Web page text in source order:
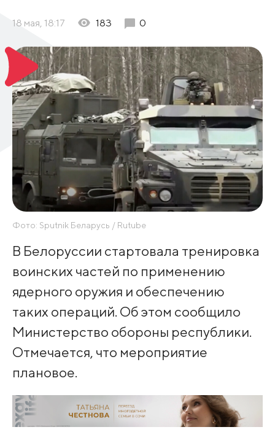
18 мая, 18:17 183 0
Фото: Sputnik Беларусь / Rutube
В Белоруссии стартовала тренировка
воинских частей по применению
ядерного оружия и обеспечению
таких операций. Об этом сообщило
Министерство обороны республики.
Отмечается, что мероприятие
плановое.